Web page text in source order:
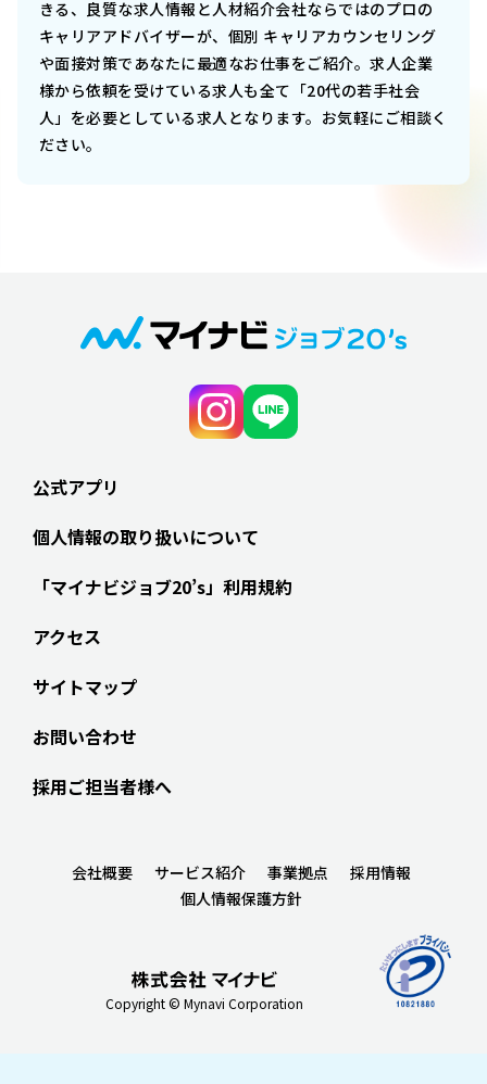
きる、良質な求人情報と人材紹介会社ならではのプロの
キャリアアドバイザーが、個別 キャリアカウンセリング
や面接対策であなたに最適なお仕事をご紹介。求人企業
様から依頼を受けている求人も全て「20代の若手社会
人」を必要としている求人となります。お気軽にご相談く
ださい。
公式アプリ
個人情報の取り扱いについて
「マイナビジョブ20’s」利用規約
アクセス
サイトマップ
お問い合わせ
採用ご担当者様へ
Copyright © Mynavi Corporation
会社概要 サービス紹介 事業拠点
採用情報
個人情報保護方針